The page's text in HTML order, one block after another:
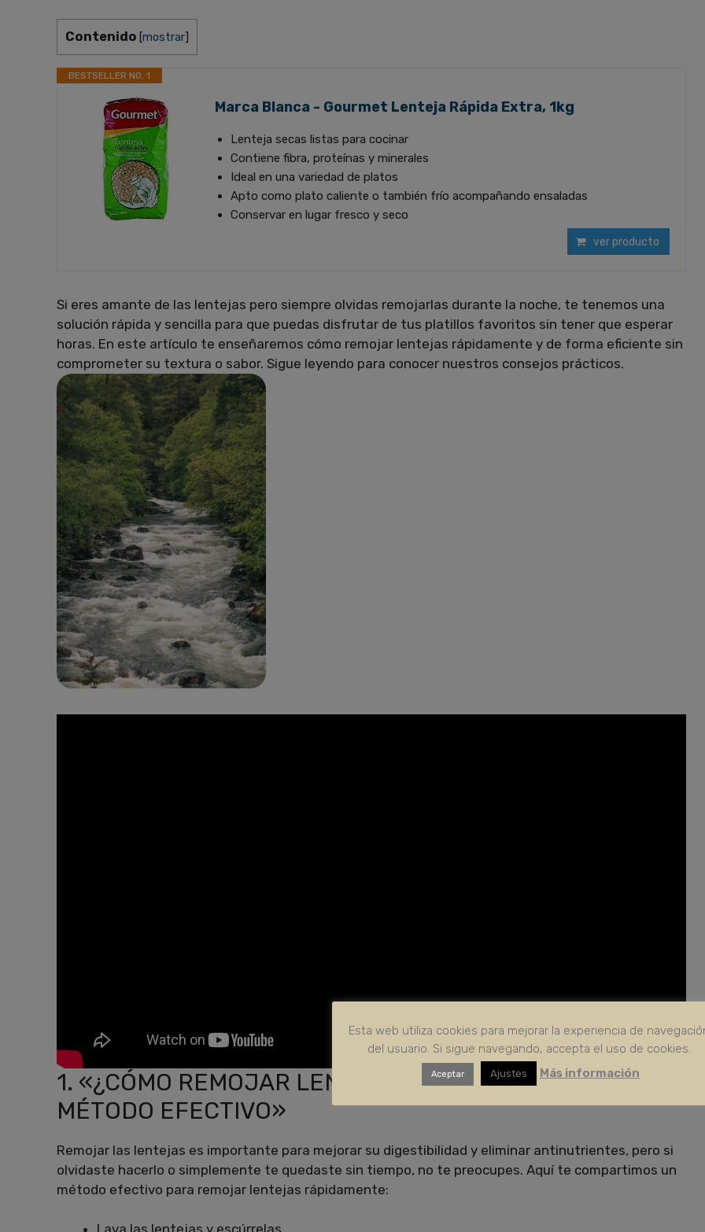
Contenido [mostrar]
BESTSELLER NO. 1
Marca Blanca - Gourmet Lenteja Rápida Extra, 1kg
Lenteja secas listas para cocinar
Contiene fibra, proteínas y minerales
Ideal en una variedad de platos
Apto como plato caliente o también frío acompañando ensaladas
Conservar en lugar fresco y seco
ver producto
Si eres amante de las lentejas pero siempre olvidas remojarlas durante la noche, te tenemos una
solución rápida y sencilla para que puedas disfrutar de tus platillos favoritos sin tener que esperar
horas. En este artículo te enseñaremos cómo remojar lentejas rápidamente y de forma eficiente sin
comprometer su textura o sabor. Sigue leyendo para conocer nuestros consejos prácticos.
1. «¿CÓMO REMOJAR LENTEJAS RÁPIDAMENTE?
MÉTODO EFECTIVO»
Remojar las lentejas es importante para mejorar su digestibilidad y eliminar antinutrientes, pero si
olvidaste hacerlo o simplemente te quedaste sin tiempo, no te preocupes. Aquí te compartimos un
método efectivo para remojar lentejas rápidamente:
Esta web utiliza cookies para mejorar la experiencia de
del usuario. Si sigue navegando, accepta el uso de cookies.
Aceptar Ajustes Más información